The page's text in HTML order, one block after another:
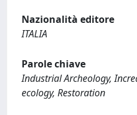
Nazionalità editore
ITALIA
Parole chiave
Industrial Archeology,
ecology, Restoration